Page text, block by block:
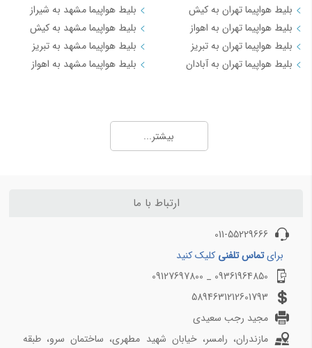
بلیط هواپیما تهران به کیش
بلیط هواپیما تهران به اهواز
بلیط هواپیما تهران به تبریز
بلیط هواپیما تهران به آبادان
بلیط هواپیما مشهد به شیراز
بلیط هواپیما مشهد به کیش
بلیط هواپیما مشهد به تبریز
بلیط هواپیما مشهد به اهواز
بلیط هواپیما کیش به تهران
مسیرهای منتخب بلیط هواپیما و چارتر 4
بلیط هواپیما اهواز به تهران
بلیط هواپیما اهواز به مشهد
بلیط هواپیما اصفهان به تهران
بلیط هواپیما اصفهان به مشهد
بیشتر...
ارتباط با ما
011-55229666
برایتماس تلفنی کلیک کنید
09361964850 _ 09127697800
5894631212601793
مجید رجب سعیدی
مازندران، رامسر، خیابان شهید مطهری، ساختمان سرو، طبقه